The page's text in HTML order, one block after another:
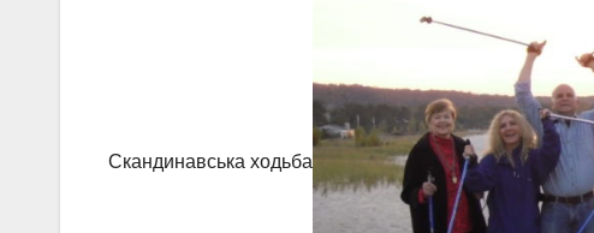
Скандинавська ходьба